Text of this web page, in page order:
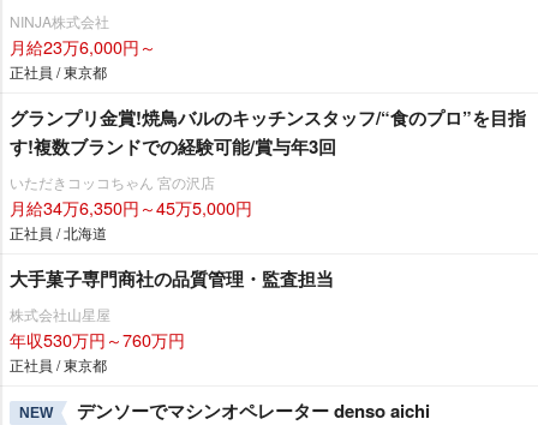
NINJA株式会社
月給23万6,000円～
正社員 / 東京都
グランプリ金賞!焼鳥バルのキッチンスタッフ/“食のプロ”を目指
す!複数ブランドでの経験可能/賞与年3回
いただきコッコちゃん 宮の沢店
月給34万6,350円～45万5,000円
正社員 / 北海道
大手菓子専門商社の品質管理・監査担当
株式会社山星屋
年収530万円～760万円
正社員 / 東京都
NEW デンソーでマシンオペレーター denso aichi